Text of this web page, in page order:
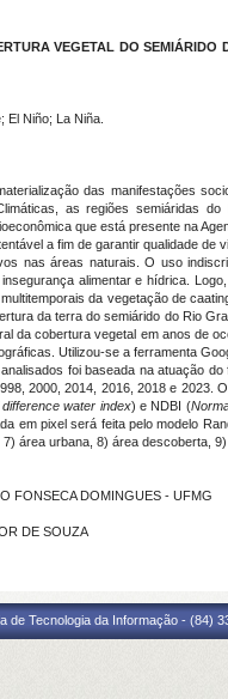
VEGETAL DO
El Niño; La Niña.
das manifestações
as regiões semiáridas
que está presente na
a fim de garantir qualidade
nas áreas naturais. O uso
alimentar e hídrica.
da vegetação de
da terra do semiárido do Rio
da cobertura vegetal em anos de
Utilizou-se a ferramenta
foi baseada na atuação
2000, 2014, 2016, 2018 e 2023.
water index) e NDBI (
em pixel será feita pelo modelo
área urbana, 8) área descoberta,
FONSECA DOMINGUES - UFMG
DE SOUZA
de Tecnologia da Informação - (84)